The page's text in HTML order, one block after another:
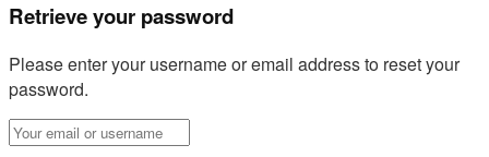
Retrieve your password
Please enter your username or email address to reset your
password.